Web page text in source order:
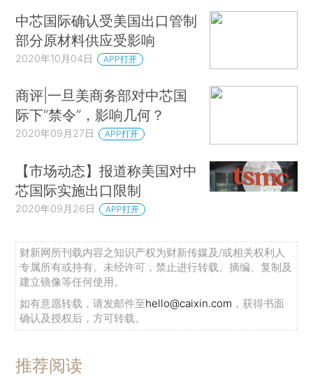
中芯国际确认受美国出口管制
部分原材料供应受影响
2020年10月04日 APP打开
商评|一旦美商务部对中芯国
际下“禁令”，影响几何？
2020年09月27日 APP打开
【市场动态】报道称美国对中
芯国际实施出口限制
2020年09月26日 APP打开
财新网所刊载内容之知识产权为财新传媒及/或相关权利人
专属所有或持有。未经许可，禁止进行转载、摘编、复制及
建立镜像等任何使用。
如有意愿转载，请发邮件至hello@caixin.com ，获得书面
确认及授权后，方可转载。
推荐阅读